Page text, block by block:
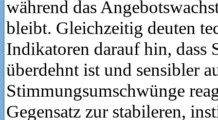
während das
bleibt. Gleichzeitig deuten
Indikatoren darauf hin, dass
überdehnt ist und sensibler
Stimmungsumschwünge
Gegensatz zur stabileren,